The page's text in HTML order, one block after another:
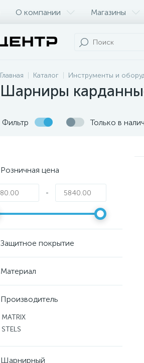
О компании Магазины
Главная Каталог Инструменты и
Шарниры
Фильтр Только в
Розничная цена
-
Защитное покрытие
Материал
Производитель
MATRIX
STELS
Шарнирный